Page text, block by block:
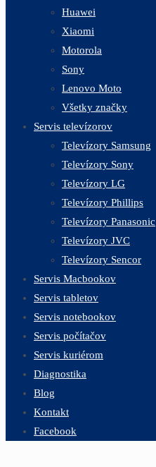
Huawei
Xiaomi
Motorola
Sony
Lenovo Moto
Všetky značky
Servis televízorov
Televízory Samsung
Televízory Sony
Televízory LG
Televízory Phillips
Televízory Panasonic
Televízory JVC
Televízory Sencor
Servis Macbookov
Servis tabletov
Servis notebookov
Servis počítačov
Servis kuriérom
Diagnostika
Blog
Kontakt
Facebook